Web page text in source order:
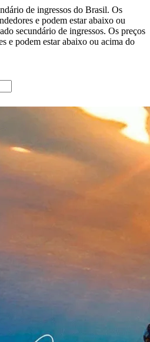
de ingressos do Brasil. Os
e podem estar abaixo ou
secundário de ingressos. Os preços
e podem estar abaixo ou acima do